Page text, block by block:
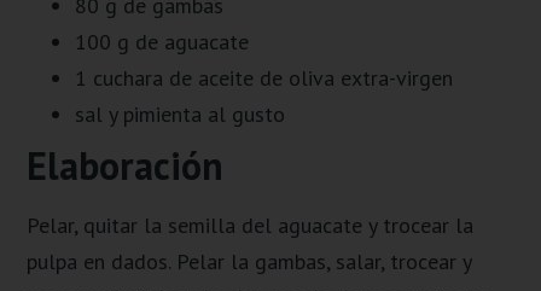
100 g de aguacate
1 cuchara de aceite de oliva extra-virgen
sal y pimienta al gusto
Elaboración
Pelar, quitar la semilla del aguacate y trocear la
pulpa en dados. Pelar la gambas, salar, trocear y